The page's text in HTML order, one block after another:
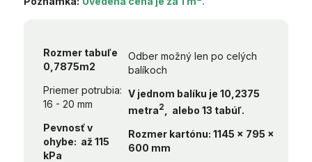
Rozmer tabuľe
0,7875m2
Priemer potrubia:
16 - 20 mm
Pevnosť v
ohybe: až 115
kPa
Odber možný len po celých
balíkoch
V jednom balíku je 10,2375
metra2
, alebo 13 tabúľ.
Rozmer kartónu: 1145 x 795 x
600 mm